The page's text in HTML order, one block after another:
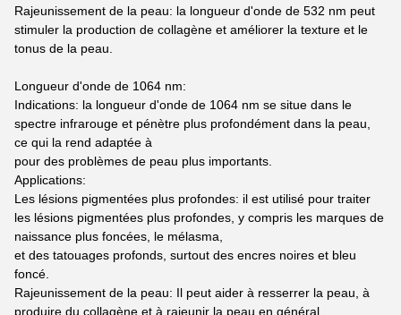
Rajeunissement de la peau: la longueur d'onde de 532 nm peut
stimuler la production de collagène et améliorer la texture et le
tonus de la peau.
Longueur d'onde de 1064 nm:
Indications: la longueur d'onde de 1064 nm se situe dans le
spectre infrarouge et pénètre plus profondément dans la peau,
ce qui la rend adaptée à
pour des problèmes de peau plus importants.
Applications:
Les lésions pigmentées plus profondes: il est utilisé pour traiter
les lésions pigmentées plus profondes, y compris les marques de
naissance plus foncées, le mélasma,
et des tatouages profonds, surtout des encres noires et bleu
foncé.
Rajeunissement de la peau: Il peut aider à resserrer la peau, à
produire du collagène et à rajeunir la peau en général.